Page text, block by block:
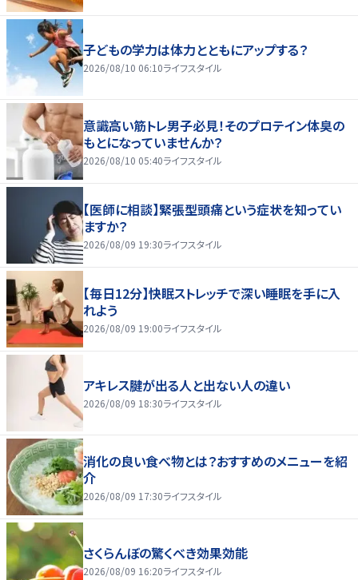
子どもの学力は体力とともにアップする？
2026/08/10 06:10ライフスタイル
意識高い筋トレ男子必見！そのプロテイン体臭の
もとになっていませんか？
2026/08/10 05:40ライフスタイル
【医師に相談】緊張型頭痛という症状を知ってい
ますか？
2026/08/09 19:30ライフスタイル
【毎日12分】快眠ストレッチで深い睡眠を手に入
れよう
2026/08/09 19:00ライフスタイル
アキレス腱が出る人と出ない人の違い
2026/08/09 18:30ライフスタイル
消化の良い食べ物とは？おすすめのメニューを紹
介
2026/08/09 17:30ライフスタイル
さくらんぼの驚くべき効果効能
2026/08/09 16:20ライフスタイル